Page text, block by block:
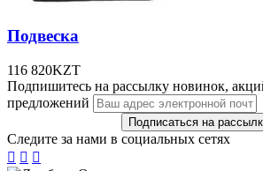
Подвеска
116 820KZT
Подпишитесь на рассылку новинок,
предложений
Следите за нами в социальных сетях
  